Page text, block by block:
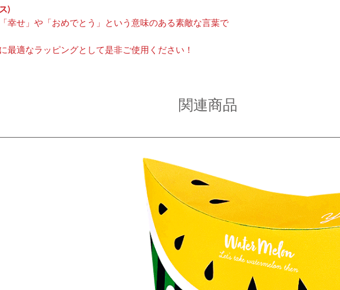
)
幸せ」や「おめでとう」という意味のある素敵な言葉で
最適なラッピングとして是非ご使用ください！
関連商品